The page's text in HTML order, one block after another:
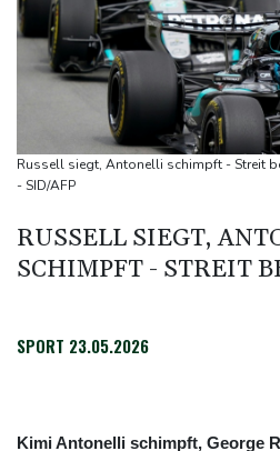
gegen Drogengewalt an
Südkoreas Verband gibt
Größer als alle bisherigen US-
Rechenzentren riesiges
Nächste Pleite im Leagues Cup
Nowotny sieht Klopp als mögliche
Russell siegt, Antonelli schimpft - Streit
- SID/AFP
RUSSELL SIEGT,
SCHIMPFT - STREIT
SPORT 23.05.2026
Kimi Antonelli schimpft, George